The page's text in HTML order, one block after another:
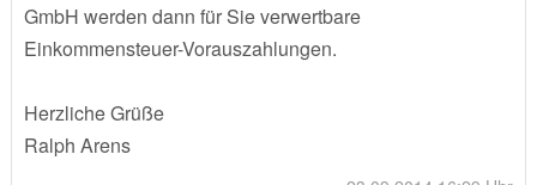
GmbH werden dann für Sie verwertbare
Einkommensteuer-Vorauszahlungen.
Herzliche Grüße
Ralph Arens